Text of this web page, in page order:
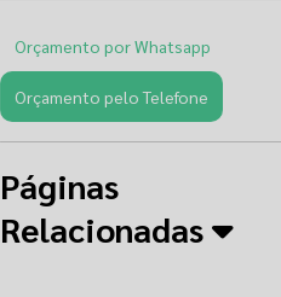
Orçamento por Whatsapp
Orçamento pelo Telefone
Páginas
Relacionadas